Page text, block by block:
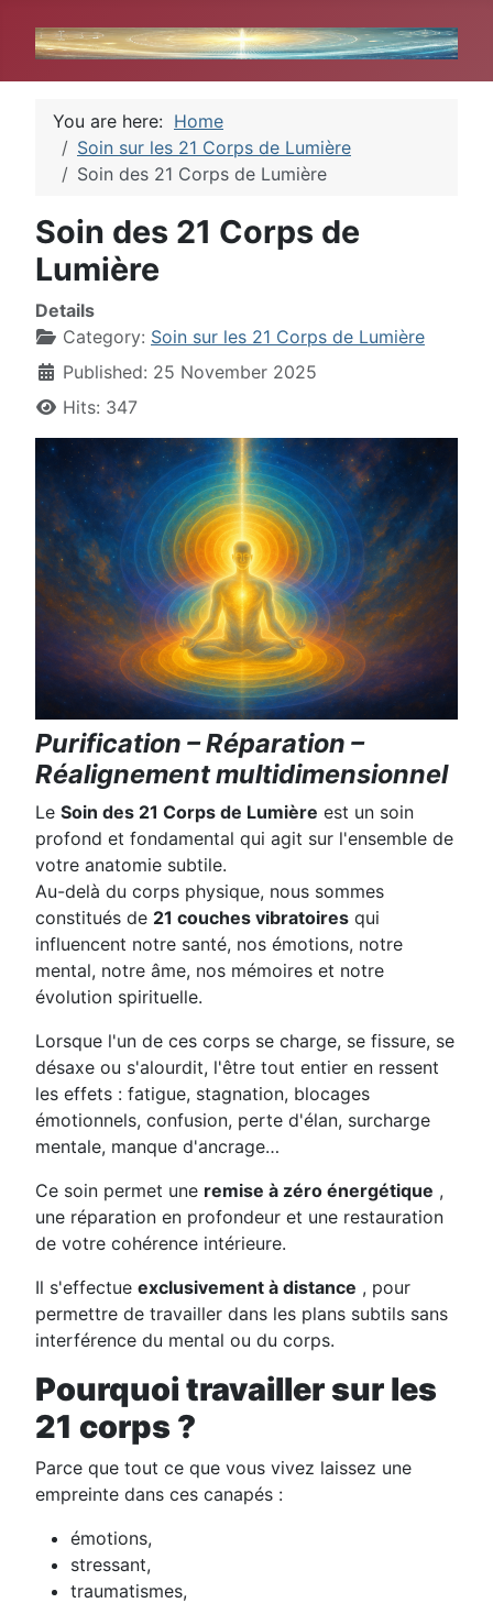
You are here: Home
Soin sur les 21 Corps de Lumière
Soin des 21 Corps de Lumière
Soin des 21 Corps de
Lumière
Details
Category: Soin sur les 21 Corps de Lumière
Published: 25 November 2025
Hits: 347
Purification – Réparation –
Réalignement multidimensionnel
Le Soin des 21 Corps de Lumière est un soin
profond et fondamental qui agit sur l'ensemble de
votre anatomie subtile.
Au-delà du corps physique, nous sommes
constitués de 21 couches vibratoires qui
influencent notre santé, nos émotions, notre
mental, notre âme, nos mémoires et notre
évolution spirituelle.
Lorsque l'un de ces corps se charge, se fissure, se
désaxe ou s'alourdit, l'être tout entier en ressent
les effets : fatigue, stagnation, blocages
émotionnels, confusion, perte d'élan, surcharge
mentale, manque d'ancrage…
Ce soin permet une remise à zéro énergétique ,
une réparation en profondeur et une restauration
de votre cohérence intérieure.
Il s'effectue exclusivement à distance , pour
permettre de travailler dans les plans subtils sans
interférence du mental ou du corps.
Pourquoi travailler sur les
21 corps ?
Parce que tout ce que vous vivez laissez une
empreinte dans ces canapés :
émotions,
stressant,
traumatismes,